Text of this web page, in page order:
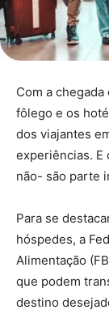
Com a
fôlego e os
dos viajantes
experiências. E
não- são parte
Para se
hóspedes, a
Alimentação
que podem
destino